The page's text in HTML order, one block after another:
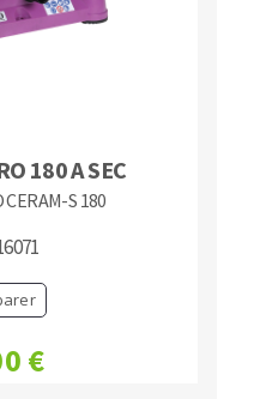
180 A SEC
CERAM-S 180
€